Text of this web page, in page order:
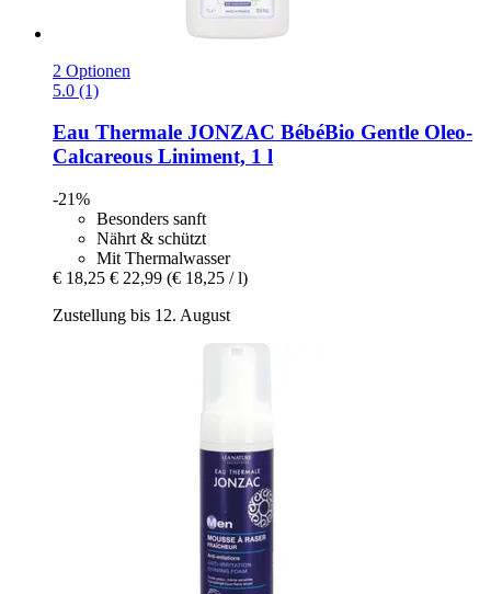
2 Optionen
5.0 (1)
Eau Thermale JONZAC BébéBio Gentle Oleo-​
Calcareous Liniment, 1 l
-21%
Besonders sanft
Nährt & schützt
Mit Thermalwasser
€ 18,25 € 22,99 (€ 18,25 / l)
Zustellung bis 12. August